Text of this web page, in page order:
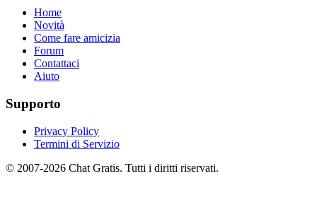
Home
Novità
Come fare amicizia
Forum
Contattaci
Aiuto
Supporto
Privacy Policy
Termini di Servizio
© 2007-2026 Chat Gratis. Tutti i diritti riservati.